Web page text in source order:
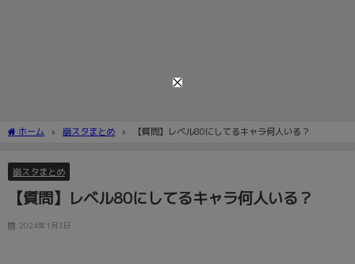
ホーム 崩スタまとめ 【質問】レベル80にしてるキャラ何人いる？
崩スタまとめ
【質問】レベル80にしてるキャラ何人いる？
2024年1月3日